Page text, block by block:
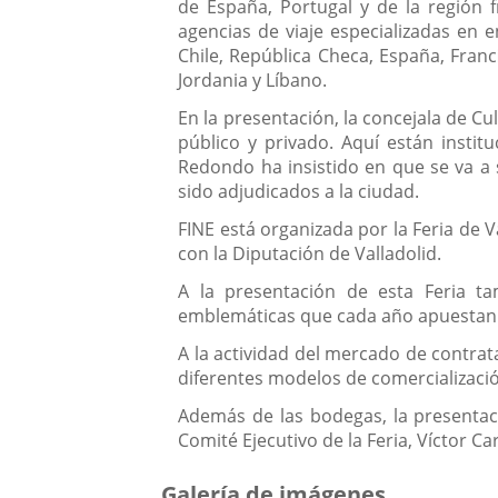
de España, Portugal y de la región
agencias de viaje especializadas en
Chile, República Checa, España,
Jordania y Líbano.
En la presentación, la concejala de
público y privado. Aquí están
Redondo ha insistido en que se va
sido adjudicados a la ciudad.
FINE está organizada por la Feria
con la Diputación de Valladolid.
A la presentación de esta Feria
emblemáticas que cada año
A la actividad del mercado de
diferentes modelos de
Además de las bodegas, la
Comité Ejecutivo de la Feria, Víctor